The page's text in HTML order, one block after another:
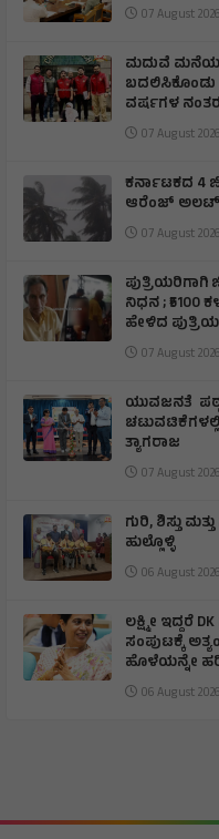
07 August 2026
ಮದುವೆ
ಬದಲಿಸಿಕೊಂಡು
ವರ್ಷಗಳ
07 August 2026
ಕರ್ನಾಟಕದ 4
ಆರೆಂಜ್‌
07 August 2026
ಪುತ್ರಿಯರಿಗಾಗಿ
ನಿಧನ ;
ಹೇಳಿದ
07 August 2026
ಯುವಜನತೆ ಪಠ್ಯ
ಚಟುವಟಿಕೆಗಳಲ್ಲಿ
ತ್ಯಾಗರಾಜ
07 August 2026
ಗುರಿ, ಶಿಸ್ತು
ಹುಲ್ಲೊಳ್ಳಿ
06 August 2026
ಲಕ್ಷ್ಮೀ ಇದ್ದರೆ
ಸಂಪುಟಕ್ಕೆ
ಹೊಳೆಯನ್ನೇ
06 August 2026